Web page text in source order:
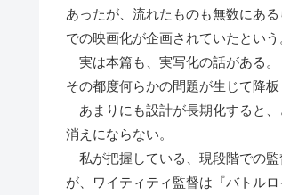
あったが、流れたものも無数にあ
での映画化が企画されていたという
実は本篇も、実写化の話がある。
その都度何らかの問題が生じて降
あまりにも設計が長期化すると、
消えにならない。
私が把握している、現段階での
が、ワイティティ監督は『バトル